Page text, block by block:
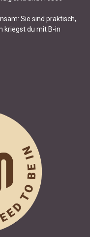
Sie sind praktisch,
kriegst du mit B-in